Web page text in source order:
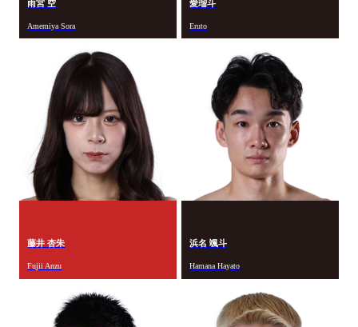
雨宮 空
Amemiya Sora
愛瑠斗
Eruto
藤井 杏朱
Fujii Anzu
浜名 颯斗
Hamana Hayato